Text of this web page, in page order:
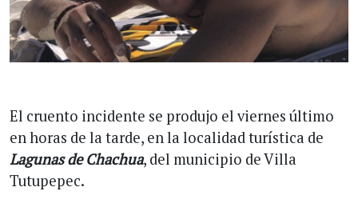
El cruento incidente se produjo el viernes último
en horas de la tarde, en la localidad turística de
Lagunas de Chachua, del municipio de Villa
Tutupepec.